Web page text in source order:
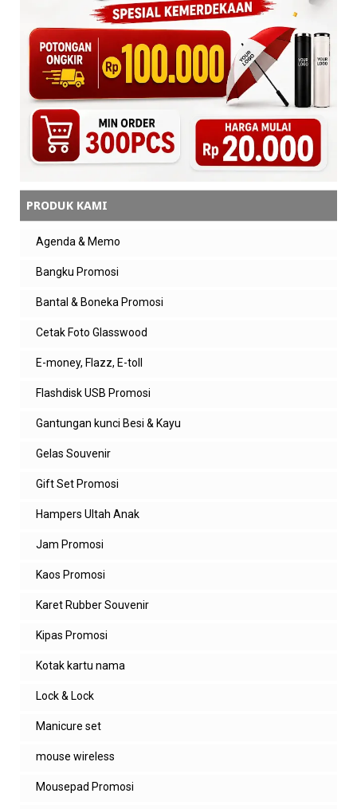
Balasan
admin zeropromosi
smoga bermanfaat ya
PRODUK KAMI
Agenda & Memo
Bangku Promosi
Bantal & Boneka Promosi
Cetak Foto Glasswood
E-money, Flazz, E-toll
Flashdisk USB Promosi
Gantungan kunci Besi & Kayu
Gelas Souvenir
Gift Set Promosi
Hampers Ultah Anak
Jam Promosi
Kaos Promosi
Karet Rubber Souvenir
Kipas Promosi
Kotak kartu nama
Lock & Lock
Manicure set
mouse wireless
Mousepad Promosi